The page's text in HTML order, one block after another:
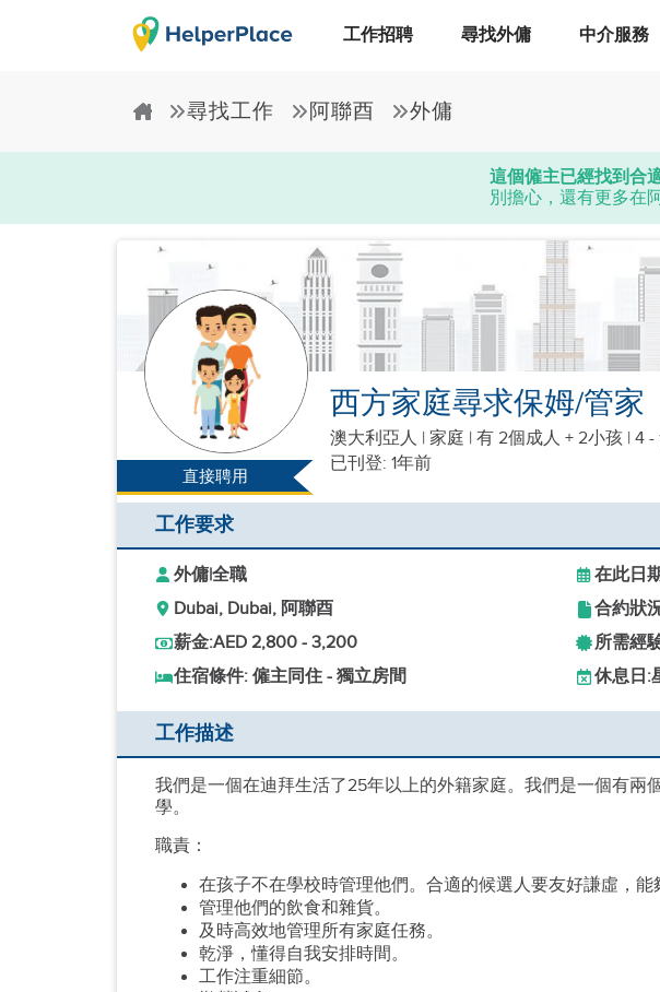
工作招聘 尋找外傭 中介服務
尋找工作 阿聯酉 外傭
這個僱主已經找到合
別擔心，還有更多在
直接聘用
西方家庭尋求保姆/管家
澳大利亞人 | 家庭 | 有 2個成人 + 2小孩 | 4 -
已刊登: 1年前
工作要求
外傭|全職
在此日
Dubai, Dubai, 阿聯酉
合約狀
薪金:AED 2,800 - 3,200 所需經
住宿條件: 僱主同住 - 獨立房間
休息日:
工作描述
我們是一個在迪拜生活了25年以上的外籍家庭。我們是一個有兩
學。
職責：
在孩子不在學校時管理他們。合適的候選人要友好謙虛，能
管理他們的飲食和雜貨。
及時高效地管理所有家庭任務。
乾淨，懂得自我安排時間。
工作注重細節。